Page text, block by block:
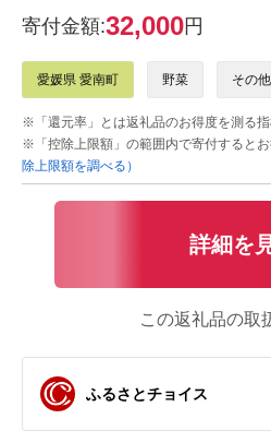
寄付金額:32,000円
愛媛県 愛南町 野菜 その他
※「還元率」とは返礼品のお得度を測る
※「控除上限額」の範囲内で寄付すると
除上限額を調べる）
詳細を
この返礼品の取
ふるさとチョイス